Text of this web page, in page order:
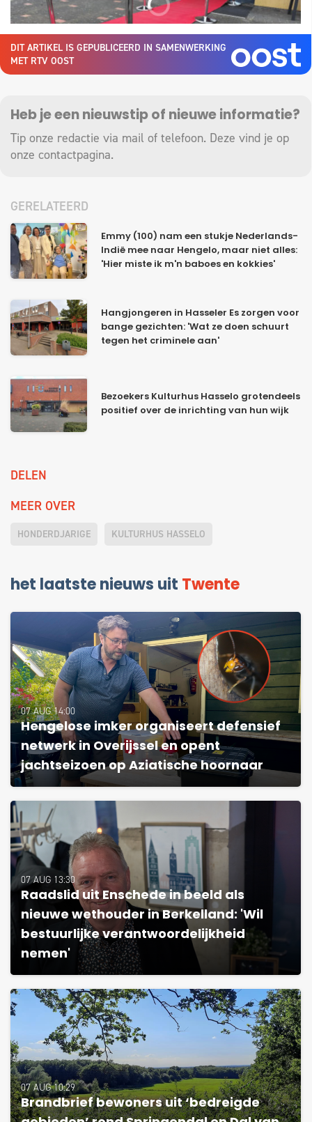
DIT ARTIKEL IS GEPUBLICEERD IN SAMENWERKING
MET RTV OOST
Heb je een nieuwstip of nieuwe informatie?
Tip onze redactie via mail of telefoon. Deze vind je op
onze contactpagina.
GERELATEERD
Emmy (100) nam een stukje Nederlands-
Indië mee naar Hengelo, maar niet alles:
'Hier miste ik m'n baboes en kokkies'
Hangjongeren in Hasseler Es zorgen voor
bange gezichten: 'Wat ze doen schuurt
tegen het criminele aan'
Bezoekers Kulturhus Hasselo grotendeels
positief over de inrichting van hun wijk
DELEN
MEER OVER
HONDERDJARIGE KULTURHUS HASSELO
het laatste nieuws uit Twente
07 AUG 14:00
Hengelose imker organiseert defensief
netwerk in Overijssel en opent
jachtseizoen op Aziatische hoornaar
07 AUG 13:30
Raadslid uit Enschede in beeld als
nieuwe wethouder in Berkelland: 'Wil
bestuurlijke verantwoordelijkheid
nemen'
07 AUG 10:29
Brandbrief bewoners uit ‘bedreigde